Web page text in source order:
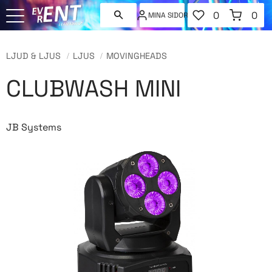
MINA SIDOR
FAVORITER
ANTAL
0
KUNDVAGN
0
LJUD & LJUS LJUS MOVINGHEADS
CLUBWASH MINI
JB Systems